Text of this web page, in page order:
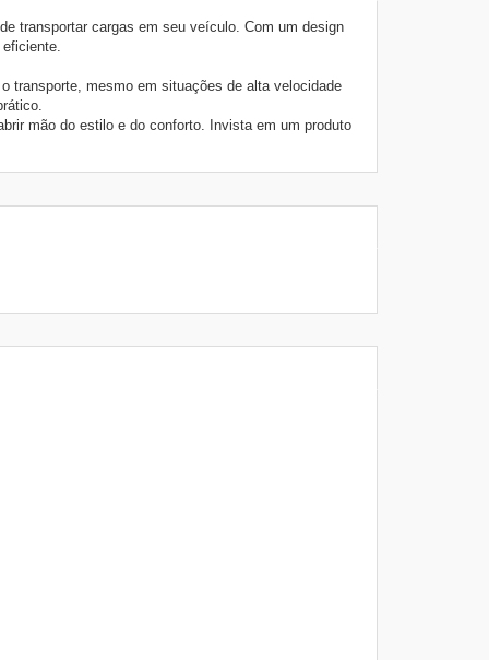
transportar cargas em seu veículo. Com um design
transporte, mesmo em situações de alta velocidade
mão do estilo e do conforto. Invista em um produto